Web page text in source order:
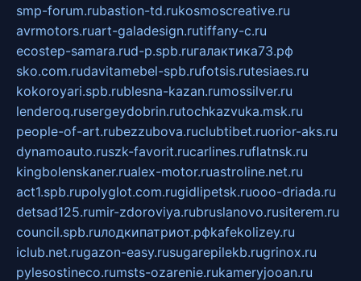
smp-forum.rubastion-td.rukosmoscreative.ru
avrmotors.ruart-galadesign.rutiffany-c.ru
ecostep-samara.rud-p.spb.ruгалактика73.рф
sko.com.rudavitamebel-spb.rufotsis.rutesiaes.ru
kokoroyari.spb.rublesna-kazan.rumossilver.ru
lenderoq.rusergeydobrin.rutochkazvuka.msk.ru
people-of-art.rubezzubova.ruclubtibet.ruorior-aks.ru
dynamoauto.ruszk-favorit.rucarlines.ruflatnsk.ru
kingbolenskaner.rualex-motor.ruastroline.net.ru
act1.spb.rupolyglot.com.rugidlipetsk.ruooo-driada.ru
detsad125.rumir-zdoroviya.rubruslanovo.rusiterem.ru
council.spb.ruлодкипатриот.рфkafekolizey.ru
iclub.net.rugazon-easy.rusugarepilekb.rugrinox.ru
pylesostineco.rumsts-ozarenie.rukameryjooan.ru